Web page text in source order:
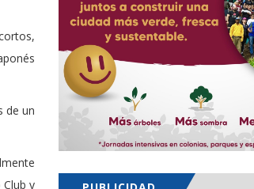
de un
y